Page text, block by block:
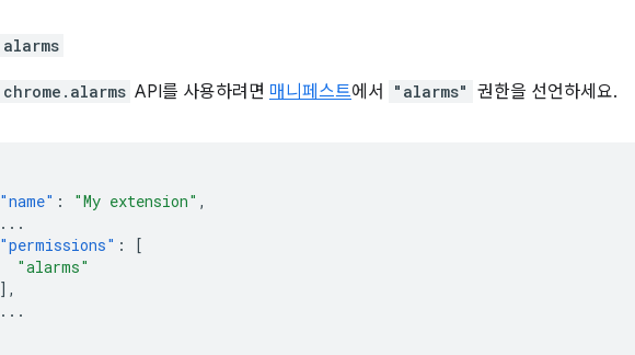
alarms
chrome.alarms API를 사용하려면 매니페스트에서 "alarms" 권한을 선언하세요.
"name" : "My extension" ,
...
"permissions" :
[
"alarms"
],
...